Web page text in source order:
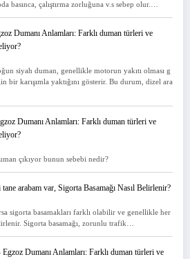
basınca, çalıştırma zorluğuna v.s sebep olur.…
Dumanı Anlamları: Farklı duman türleri ve
siyah duman, genellikle motorun yakıtı olması g
bir karışımla yaktığını gösterir. Bu durum, dizel ara
Dumanı Anlamları: Farklı duman türleri ve
çıkıyor bunun sebebi nedir?
arabam var, Sigorta Basamağı Nasıl Belirlenir?
sigorta basamakları farklı olabilir ve genellikle her
Sigorta basamağı, zorunlu trafik…
Egzoz Dumanı Anlamları: Farklı duman türleri ve